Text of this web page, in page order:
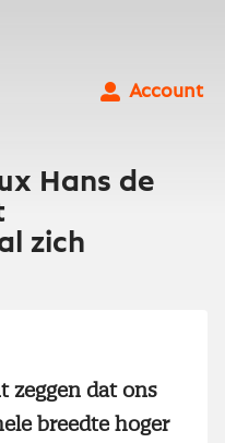
Account
Hans de
zich
zeggen dat ons
breedte hoger